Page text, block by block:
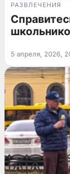
РАЗВЛЕЧЕНИЯ
5 апреля, 2026,